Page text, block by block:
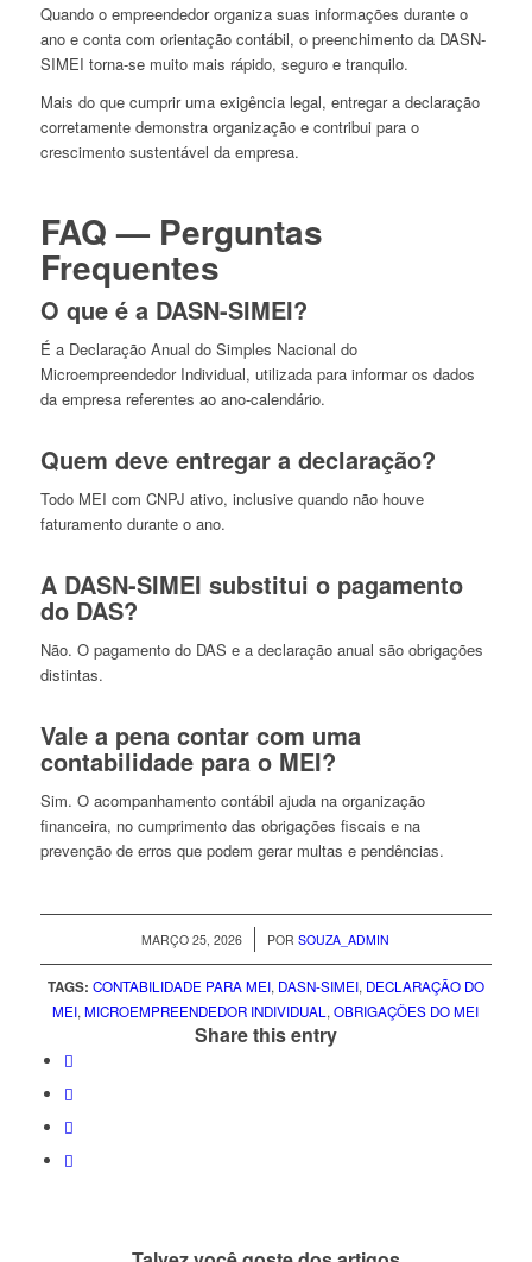
Quando o empreendedor organiza suas informações durante o
ano e conta com orientação contábil, o preenchimento da DASN-
SIMEI torna-se muito mais rápido, seguro e tranquilo.
Mais do que cumprir uma exigência legal, entregar a declaração
corretamente demonstra organização e contribui para o
crescimento sustentável da empresa.
FAQ — Perguntas
Frequentes
O que é a DASN-SIMEI?
É a Declaração Anual do Simples Nacional do
Microempreendedor Individual, utilizada para informar os dados
da empresa referentes ao ano-calendário.
Quem deve entregar a declaração?
Todo MEI com CNPJ ativo, inclusive quando não houve
faturamento durante o ano.
A DASN-SIMEI substitui o pagamento
do DAS?
Não. O pagamento do DAS e a declaração anual são obrigações
distintas.
Vale a pena contar com uma
contabilidade para o MEI?
Sim. O acompanhamento contábil ajuda na organização
financeira, no cumprimento das obrigações fiscais e na
prevenção de erros que podem gerar multas e pendências.
MARÇO 25, 2026
/ PORSOUZA_ADMIN
TAGS: CONTABILIDADE PARA MEI, DASN-SIMEI, DECLARAÇÃO DO
MEI,MICROEMPREENDEDOR INDIVIDUAL ,OBRIGAÇÕES DO MEI
Share this entry